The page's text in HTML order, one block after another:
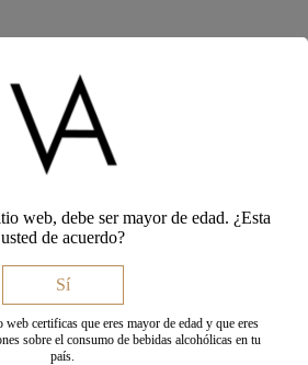
3,1. Polígono 31, Parcela 22
Fontanars dels Alforins
web, debe ser mayor de edad. ¿Esta
usted de acuerdo?
Sí
certificas que eres mayor de edad y que eres
sobre el consumo de bebidas alcohólicas en tu
país.